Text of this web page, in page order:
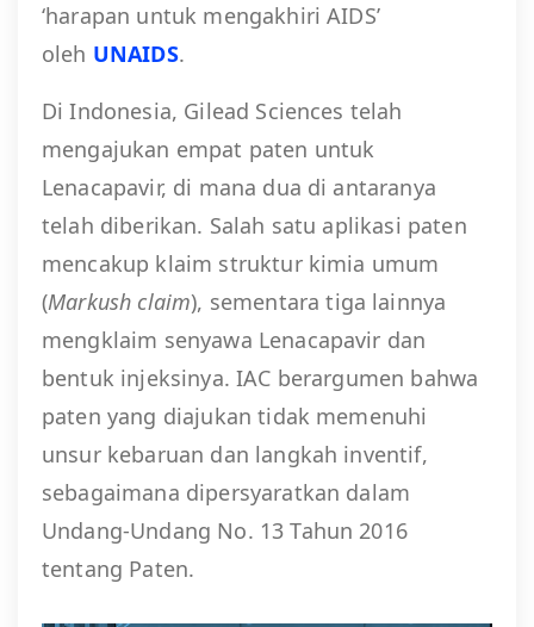
‘harapan untuk mengakhiri AIDS’
oleh UNAIDS.
Di Indonesia, Gilead Sciences telah
mengajukan empat paten untuk
Lenacapavir, di mana dua di antaranya
telah diberikan. Salah satu aplikasi paten
mencakup klaim struktur kimia umum
(Markush claim), sementara tiga lainnya
mengklaim senyawa Lenacapavir dan
bentuk injeksinya. IAC berargumen bahwa
paten yang diajukan tidak memenuhi
unsur kebaruan dan langkah inventif,
sebagaimana dipersyaratkan dalam
Undang-Undang No. 13 Tahun 2016
tentang Paten.